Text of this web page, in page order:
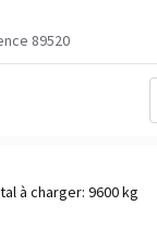
89520
à charger: 9600 kg